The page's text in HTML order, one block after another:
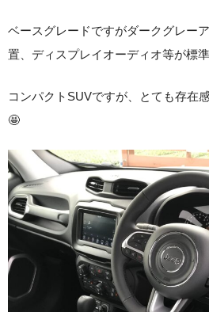
ベースグレードですがダークグレー
置、ディスプレイオーディオ等が標
コンパクトSUVですが、とても存在
🤩